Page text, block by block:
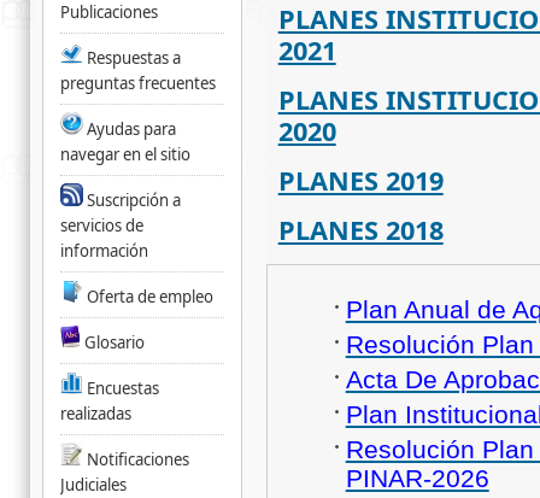
PLANES
2021
PLANES
2020
PLANES 2019
PLANES 2018
Plan Anual de
Resolución
Acta De
Plan
Resolución
PINAR-2026
Publicaciones
Respuestas a
preguntas frecuentes
Ayudas para
navegar en el sitio
Suscripción a
servicios de
información
Oferta de empleo
Glosario
Encuestas
realizadas
Notificaciones
Judiciales